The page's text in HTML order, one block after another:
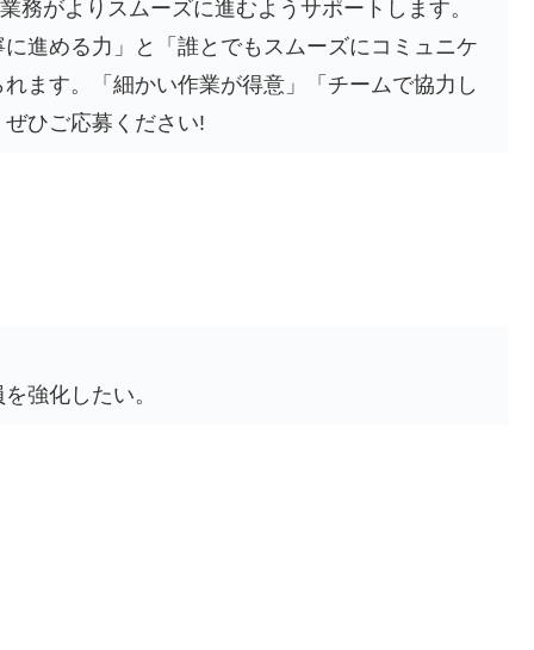
務がよりスムーズに進むようサポートします。
進める力」と「誰とでもスムーズにコミュニケ
ます。「細かい作業が得意」「チームで協力し
ひご応募ください!
強化したい。